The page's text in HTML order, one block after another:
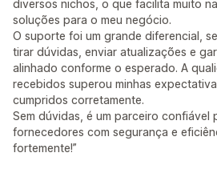
diversos nichos, o que facilita muito
soluções para o meu negócio.
O suporte foi um grande diferencial,
tirar dúvidas, enviar atualizações e
alinhado conforme o esperado. A
recebidos superou minhas
cumpridos corretamente.
Sem dúvidas, é um parceiro confiável
fornecedores com segurança e
fortemente!”